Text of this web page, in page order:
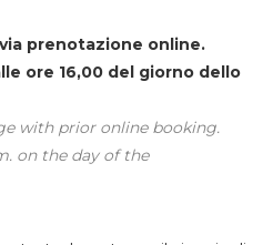
prenotazione online.
ore 16,00 del giorno dello
with prior online booking.
on the day of the